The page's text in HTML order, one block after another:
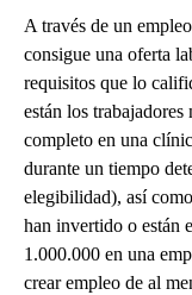
A través de un
consigue una oferta
requisitos que lo
están los
completo en una
durante un tiempo
elegibilidad), así
han invertido o están
1.000.000 en una
crear empleo de al